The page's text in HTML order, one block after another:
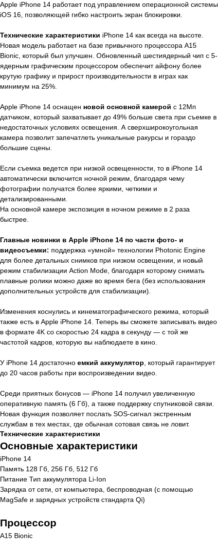
Apple iPhone 14 работает под управлением операционной системы
iOS 16, позволяющей гибко настроить экран блокировки.
Технические характеристики iPhone 14 как всегда на высоте.
Новая модель работает на базе привычного процессора A15
Bionic, который был улучшен. Обновленный шестиядерный чип с 5-
ядерным графическим процессором обеспечит айфону более
крутую графику и прирост производительности в играх как
минимум на 25%.
Apple iPhone 14 оснащен новой основной камерой с 12Мп
датчиком, который захватывает до 49% больше света при съемке в
недостаточных условиях освещения. А сверхширокоугольная
камера позволит запечатлеть уникальные ракурсы и гораздо
большие сцены.
Если съемка ведется при низкой освещенности, то в iPhone 14
автоматически включится ночной режим, благодаря чему
фотографии получатся более яркими, четкими и
детализированными.
На основной камере экспозиция в ночном режиме в 2 раза
быстрее.
Главные новинки в Apple iPhone 14 по части фото- и
видеосъемки: поддержка «умной» технологии Photonic Engine
для более детальных снимков при низком освещении, и новый
режим стабилизации Action Mode, благодаря которому снимать
плавные ролики можно даже во время бега (без использования
дополнительных устройств для стабилизации).
Изменения коснулись и кинематографического режима, который
также есть в Apple iPhone 14. Теперь вы сможете записывать видео
в формате 4K со скоростью 24 кадра в секунду — с той же
частотой кадров, которую вы наблюдаете в кино.
У iPhone 14 достаточно емкий аккумулятор, который гарантирует
до 20 часов работы при воспроизведении видео.
Среди приятных бонусов — iPhone 14 получил увеличенную
оперативную память (6 Гб), а также поддержку спутниковой связи.
Новая функция позволяет послать SOS-сигнал экстренным
службам в тех местах, где обычная сотовая связь не ловит.
Технические характеристики
Основные характеристики
iPhone 14
Память 128 Гб, 256 Гб, 512 Гб
Питание Тип аккумулятора Li-Ion
Зарядка от сети, от компьютера, беспроводная (с помощью
MagSafe и зарядных устройств стандарта Qi)
Процессор
A15 Bionic